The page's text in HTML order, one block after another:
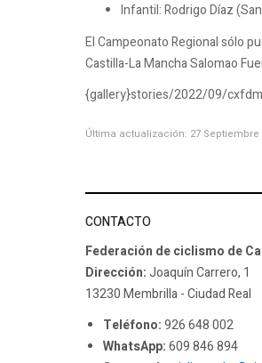
Infantil: Rodrigo Díaz
El Campeonato Regional sólo
Castilla-La Mancha Salomao
{gallery}stories/2022/09/
Última actualización: 27 Septiembre
CONTACTO
Federación de ciclismo de
Dirección:Joaquín Carrero, 1
13230 Membrilla - Ciudad Real
Teléfono:926 648 002
WhatsApp:609 846 894